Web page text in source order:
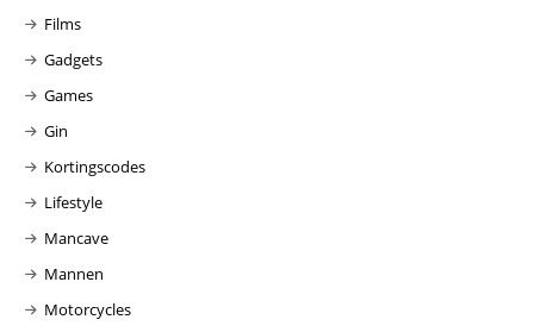
Films
Gadgets
Games
Gin
Kortingscodes
Lifestyle
Mancave
Mannen
Motorcycles